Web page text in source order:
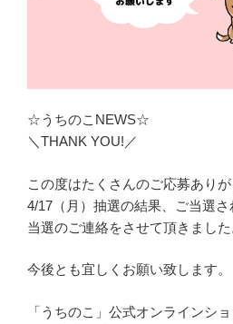
☆うちのこNEWS☆
＼THANK YOU!／
この度はたくさんのご応募あり
4/17（月）抽選の結果、ご当選
当選のご連絡をさせて頂きました
今後とも宜しくお願い致します。
「うちのこ」公式オンラインシ